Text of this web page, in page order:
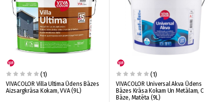
(1)
VIVACOLOR Villa Ultima Ūdens Bāzes
Aizsargkrāsa Kokam, VVA (9L)
(1)
VIVACOLOR Universal Akva Ūdens
Bāzes Krāsa Kokam Un Metālam, C
Bāze, Matēta (9L)